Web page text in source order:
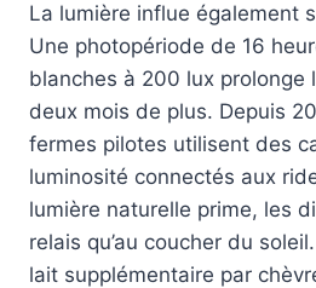
La lumière influe également
Une photopériode de 16
blanches à 200 lux prolonge
deux mois de plus. Depuis
fermes pilotes utilisent des
luminosité connectés aux
lumière naturelle prime, les
relais qu’au coucher du
lait supplémentaire par